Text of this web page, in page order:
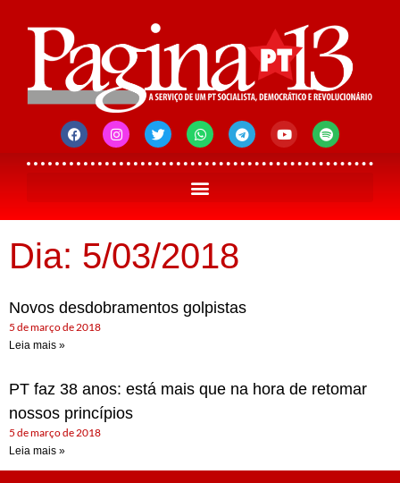
Dia: 5/03/2018
Novos desdobramentos golpistas
5 de março de 2018
Leia mais »
PT faz 38 anos: está mais que na hora de retomar
nossos princípios
5 de março de 2018
Leia mais »